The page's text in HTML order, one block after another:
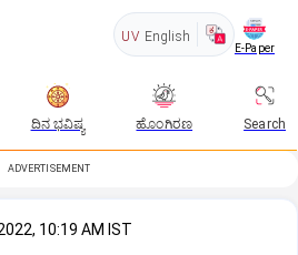
UV English
E-Paper
ದಿನ ಭವಿಷ್ಯ ಹೊಂಗಿರಣ Search
ADVERTISEMENT
10:19 AM IST